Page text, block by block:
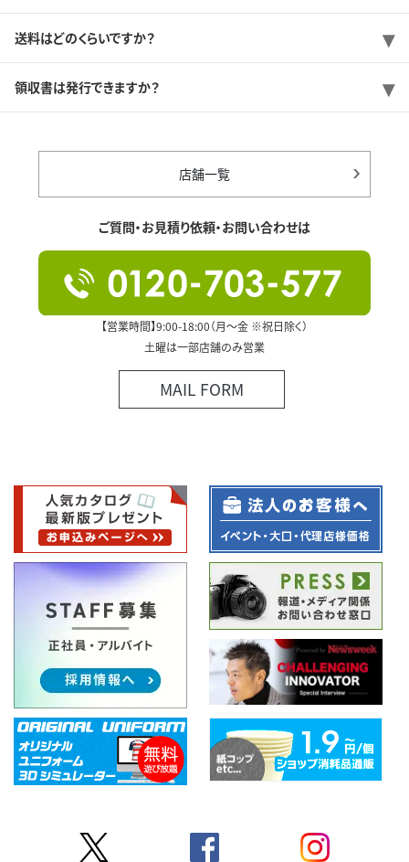
送料はどのくらいですか？
領収書は発行できますか？
店舗一覧
ご質問・お見積り依頼・お問い合わせは
【営業時間】9:00-18:00（月～金 ※祝日除く）
土曜は一部店舗のみ営業
MAIL FORM